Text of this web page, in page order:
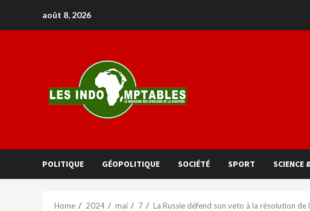
août 8, 2026
POLITIQUE GÉOPOLITIQUE SOCIÉTÉ SPORT SCIENCE
Home 2024 mai 7 La Russie défend son veto à la résolution